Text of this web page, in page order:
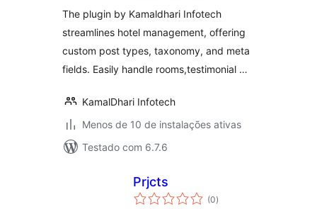
The plugin by Kamaldhari Infotech
streamlines hotel management, offering
custom post types, taxonomy, and meta
fields. Easily handle rooms,testimonial …
KamalDhari Infotech
Menos de 10 de instalações ativas
Testado com 6.7.6
Prjcts
(0total
de
)